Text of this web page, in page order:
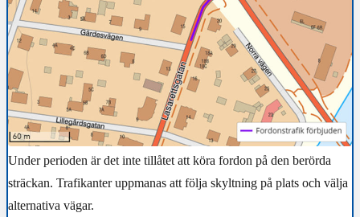
Under perioden är det inte tillåtet att köra fordon på den berörda
sträckan. Trafikanter uppmanas att följa skyltning på plats och välja
alternativa vägar.